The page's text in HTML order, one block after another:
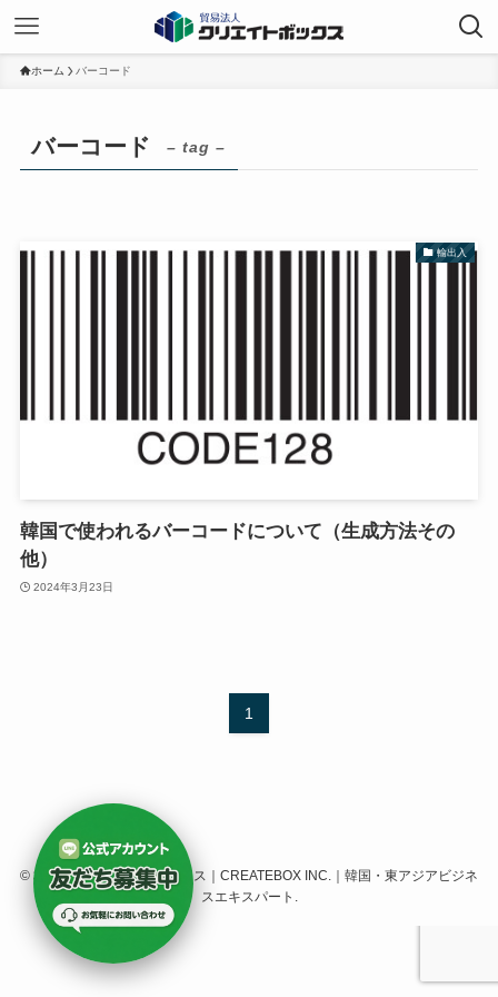
ホーム バーコード
バーコード – tag –
輸出入
韓国で使われるバーコードについて（生成方法その
他）
2024年3月23日
1
© 株式会社クリエイトボックス｜CREATEBOX INC.｜韓国・東アジアビジネ
スエキスパート.